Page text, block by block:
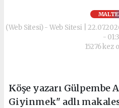
(Web Sitesi) - Web Sitesi |
-
15276 kez
Köşe yazarı Gülpembe
Giyinmek" adlı